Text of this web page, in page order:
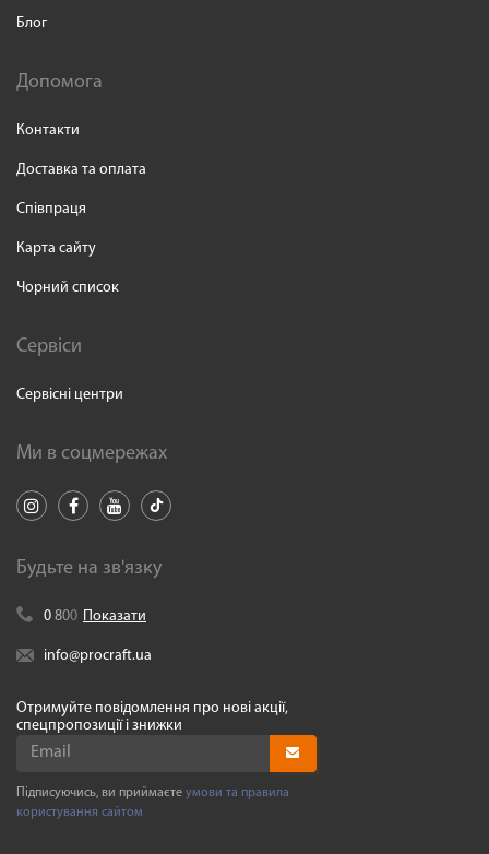
Блог
Допомога
Контакти
Доставка та оплата
Співпраця
Карта сайту
Чорний список
Сервіси
Сервісні центри
Ми в соцмережах
Будьте на зв'язку
0 800 Показати
info@procraft.ua
Отримуйте повідомлення про нові акції,
спецпропозиції і знижки
Підписуючись, ви приймаєте умови та правила
користування сайтом